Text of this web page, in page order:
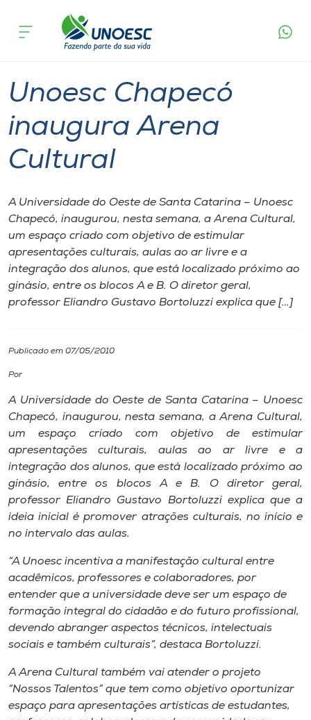
Cursos
Pesquisa
Atendimento ao Estudante
Portal de Ensino
A
Unoesc
Internacionalização
Cultura
CPA
Biblioteca
Rádio
Museu
Unoesc
Store
acontece
Unoesc Chapecó
inaugura Arena
Cultural
A Universidade do Oeste de Santa Catarina – Unoesc
Chapecó, inaugurou, nesta semana, a Arena Cultural,
um espaço criado com objetivo de estimular
apresentações culturais, aulas ao ar livre e a
integração dos alunos, que está localizado próximo ao
ginásio, entre os blocos A e B. O diretor geral,
professor Eliandro Gustavo Bortoluzzi explica que […]
Publicado em 07/05/2010
Por
A Universidade do Oeste de Santa Catarina – Unoesc
Chapecó, inaugurou, nesta semana, a Arena Cultural,
um espaço criado com objetivo de estimular
apresentações culturais, aulas ao ar livre e a
integração dos alunos, que está localizado próximo ao
ginásio, entre os blocos A e B. O diretor geral,
professor Eliandro Gustavo Bortoluzzi explica que a
ideia inicial é promover atrações culturais, no início e
no intervalo das aulas.
“A Unoesc incentiva a manifestação cultural entre
acadêmicos, professores e colaboradores, por
entender que a universidade deve ser um espaço de
formação integral do cidadão e do futuro profissional,
devendo abranger aspectos técnicos, intelectuais
sociais e também culturais”, destaca Bortoluzzi.
A Arena Cultural também vai atender o projeto
“Nossos Talentos” que tem como objetivo oportunizar
espaço para apresentações artísticas de estudantes,